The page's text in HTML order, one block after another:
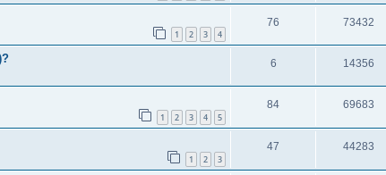
1 2 3 4
76 73432
6 14356
1 2 3 4 5
84 69683
1 2 3
47 44283